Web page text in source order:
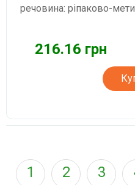
речовина: ріпаково-
216.16 грн
1 2 3